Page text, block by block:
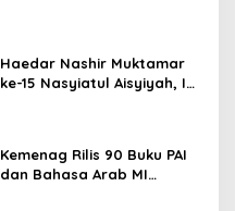
Haedar Nashir Muktamar
ke-15 Nasyiatul Aisyiyah, Ini
Kemenag Rilis 90 Buku PAI
dan Bahasa Arab MI